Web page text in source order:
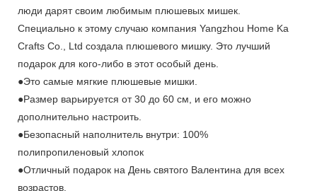
люди дарят своим любимым плюшевых мишек.
Специально к этому случаю компания Yangzhou Home Ka
Crafts Co., Ltd создала плюшевого мишку. Это лучший
подарок для кого-либо в этот особый день.
●Это самые мягкие плюшевые мишки.
●Размер варьируется от 30 до 60 см, и его можно
дополнительно настроить.
●Безопасный наполнитель внутри: 100%
полипропиленовый хлопок
●Отличный подарок на День святого Валентина для всех
возрастов.